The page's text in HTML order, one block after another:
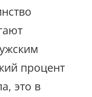
процент
это в